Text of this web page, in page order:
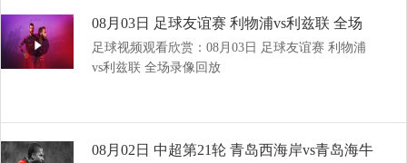
08月03日 足球友谊赛 利物浦vs利兹联 全场
录像回放
足球视频观看欣赏：08月03日 足球友谊赛 利物浦
vs利兹联 全场录像回放
08月02日 中超第21轮 青岛西海岸vs青岛海牛